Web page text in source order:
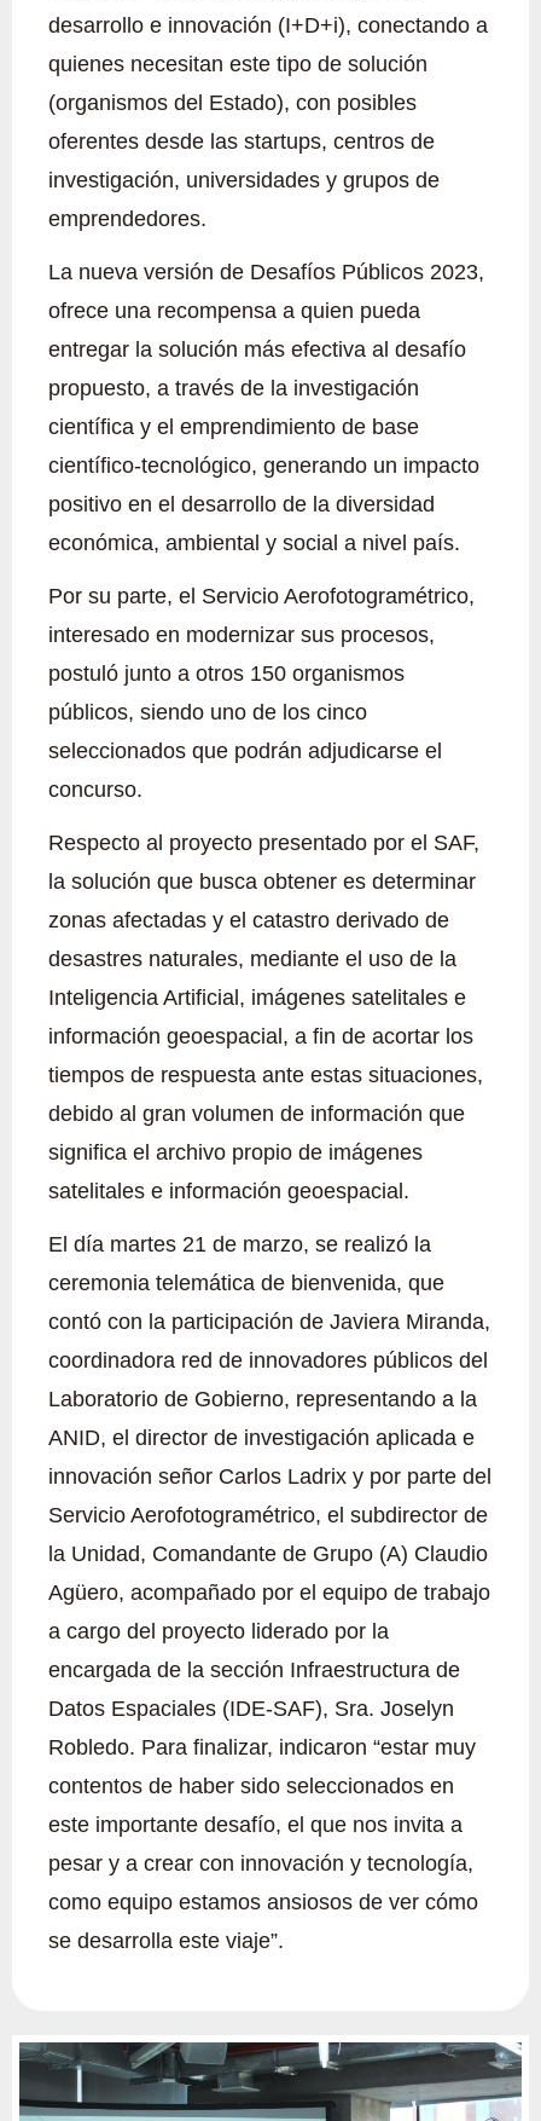
desarrollo e innovación (I+D+i), conectando a
quienes necesitan este tipo de solución
(organismos del Estado), con posibles
oferentes desde las startups, centros de
investigación, universidades y grupos de
emprendedores.
La nueva versión de Desafíos Públicos 2023,
ofrece una recompensa a quien pueda
entregar la solución más efectiva al desafío
propuesto, a través de la investigación
científica y el emprendimiento de base
científico-tecnológico, generando un impacto
positivo en el desarrollo de la diversidad
económica, ambiental y social a nivel país.
Por su parte, el Servicio Aerofotogramétrico,
interesado en modernizar sus procesos,
postuló junto a otros 150 organismos
públicos, siendo uno de los cinco
seleccionados que podrán adjudicarse el
concurso.
Respecto al proyecto presentado por el SAF,
la solución que busca obtener es determinar
zonas afectadas y el catastro derivado de
desastres naturales, mediante el uso de la
Inteligencia Artificial, imágenes satelitales e
información geoespacial, a fin de acortar los
tiempos de respuesta ante estas situaciones,
debido al gran volumen de información que
significa el archivo propio de imágenes
satelitales e información geoespacial.
El día martes 21 de marzo, se realizó la
ceremonia telemática de bienvenida, que
contó con la participación de Javiera Miranda,
coordinadora red de innovadores públicos del
Laboratorio de Gobierno, representando a la
ANID, el director de investigación aplicada e
innovación señor Carlos Ladrix y por parte del
Servicio Aerofotogramétrico, el subdirector de
la Unidad, Comandante de Grupo (A) Claudio
Agüero, acompañado por el equipo de trabajo
a cargo del proyecto liderado por la
encargada de la sección Infraestructura de
Datos Espaciales (IDE-SAF), Sra. Joselyn
Robledo. Para finalizar, indicaron “estar muy
contentos de haber sido seleccionados en
este importante desafío, el que nos invita a
pesar y a crear con innovación y tecnología,
como equipo estamos ansiosos de ver cómo
se desarrolla este viaje”.